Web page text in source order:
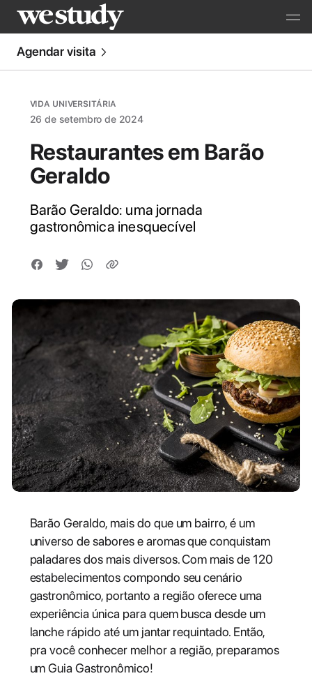
Agendar visita
VIDA UNIVERSITÁRIA
26 de setembro de 2024
Restaurantes em Barão
Geraldo
Barão Geraldo: uma jornada
gastronômica inesquecível
Barão Geraldo, mais do que um bairro, é um
universo de sabores e aromas que conquistam
paladares dos mais diversos. Com mais de 120
estabelecimentos compondo seu cenário
gastronômico, portanto a região oferece uma
experiência única para quem busca desde um
lanche rápido até um jantar requintado. Então,
pra você conhecer melhor a região, preparamos
um Guia Gastronômico!